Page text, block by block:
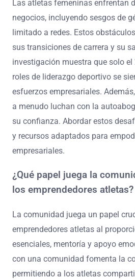
Las atletas femeninas enfrentan
negocios, incluyendo sesgos de
limitado a redes. Estos
sus transiciones de carrera y su
investigación muestra que solo el
roles de liderazgo deportivo se
esfuerzos empresariales.
a menudo luchan con la
su confianza. Abordar estos
y recursos adaptados para
empresariales.
¿Qué papel juega la
los emprendedores atletas?
La comunidad juega un papel
emprendedores atletas al
esenciales, mentoría y apoyo
con una comunidad fomenta la
permitiendo a los atletas